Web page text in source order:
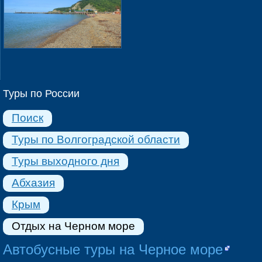
Туры по России
Поиск
Туры по Волгоградской области
Туры выходного дня
Абхазия
Крым
Отдых на Черном море
Автобусные туры на Черное море